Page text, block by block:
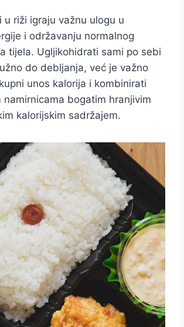
u riži igraju važnu ulogu u
i održavanju normalnog
tijela. Ugljikohidrati sami po sebi
do debljanja, već je važno
unos kalorija i kombinirati
namirnicama bogatim hranjivim
kalorijskim sadržajem.